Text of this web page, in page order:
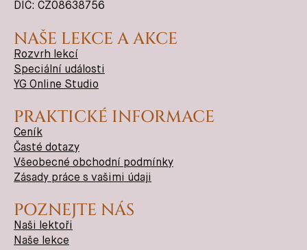
DIČ: CZ08638756
NAŠE LEKCE A AKCE
Rozvrh lekcí
Speciální události
YG Online Studio
PRAKTICKÉ INFORMACE
Ceník
Časté dotazy
Všeobecné obchodní podmínky
Zásady práce s vašimi údaji
POZNEJTE NÁS
Naši lektoři
Naše lekce